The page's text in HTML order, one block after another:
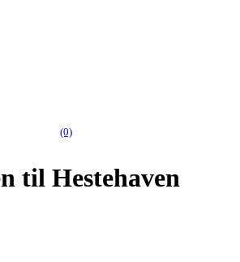
(0)
til Hestehaven